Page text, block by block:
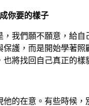
你要的樣子
我們願不願意，給
護，而是開始學著
將找回自己真正的樣
的在意。有些時候